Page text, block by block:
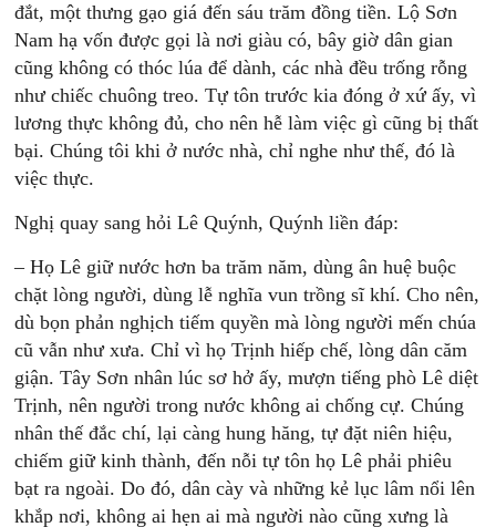
đắt, một thưng gạo giá đến sáu trăm đồng tiền. Lộ Sơn
Nam hạ vốn được gọi là nơi giàu có, bây giờ dân gian
cũng không có thóc lúa để dành, các nhà đều trống rỗng
như chiếc chuông treo. Tự tôn trước kia đóng ở xứ ấy, vì
lương thực không đủ, cho nên hễ làm việc gì cũng bị thất
bại. Chúng tôi khi ở nước nhà, chỉ nghe như thế, đó là
việc thực.
Nghị quay sang hỏi Lê Quýnh, Quýnh liền đáp:
– Họ Lê giữ nước hơn ba trăm năm, dùng ân huệ buộc
chặt lòng người, dùng lễ nghĩa vun trồng sĩ khí. Cho nên,
dù bọn phản nghịch tiếm quyền mà lòng người mến chúa
cũ vẫn như xưa. Chỉ vì họ Trịnh hiếp chế, lòng dân căm
giận. Tây Sơn nhân lúc sơ hở ấy, mượn tiếng phò Lê diệt
Trịnh, nên người trong nước không ai chống cự. Chúng
nhân thế đắc chí, lại càng hung hăng, tự đặt niên hiệu,
chiếm giữ kinh thành, đến nỗi tự tôn họ Lê phải phiêu
bạt ra ngoài. Do đó, dân cày và những kẻ lục lâm nổi lên
khắp nơi, không ai hẹn ai mà người nào cũng xưng là